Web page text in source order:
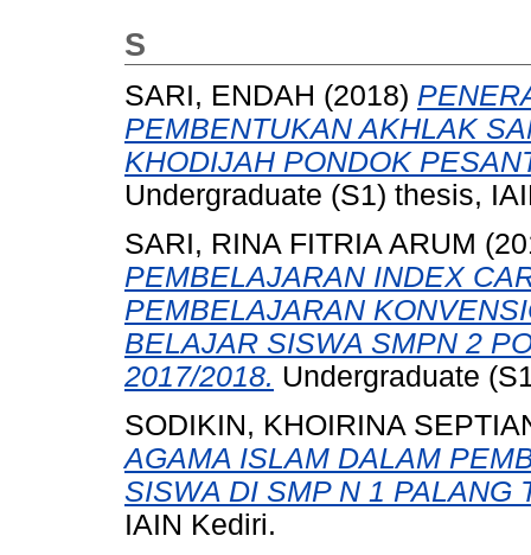
S
SARI, ENDAH (2018)
PEMBENTUKAN AKHLAK
KHODIJAH PONDOK
Undergraduate (S1) thesis,
SARI, RINA FITRIA ARUM
PEMBELAJARAN INDEX
PEMBELAJARAN
BELAJAR SISWA SMPN 2
2017/2018. Undergraduate
SODIKIN, KHOIRINA
AGAMA ISLAM DALAM
SISWA DI SMP N 1 PALANG
IAIN Kediri.